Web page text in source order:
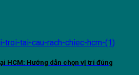
HCM: Hướng dẫn chọn vị trí đúng